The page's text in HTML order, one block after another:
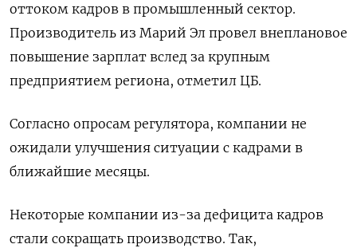
оттоком кадров в промышленный сектор.
Производитель из Марий Эл провел внеплановое
повышение зарплат вслед за крупным
предприятием региона, отметил ЦБ.
Согласно опросам регулятора, компании не
ожидали улучшения ситуации с кадрами в
ближайшие месяцы.
Некоторые компании из-за дефицита кадров
стали сокращать производство. Так,